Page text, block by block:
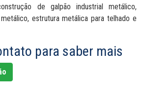
de galpão industrial metálico,
estrutura metálica para telhado e
para saber mais